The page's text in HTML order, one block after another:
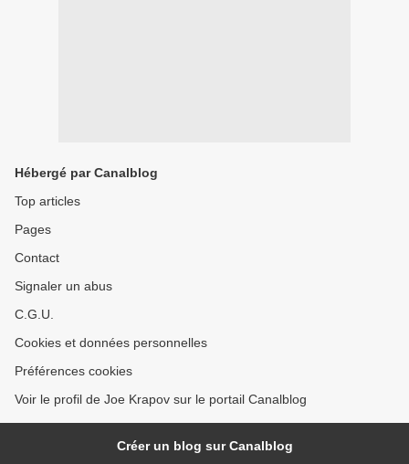
Hébergé par Canalblog
Top articles
Pages
Contact
Signaler un abus
C.G.U.
Cookies et données personnelles
Préférences cookies
Voir le profil de Joe Krapov sur le portail Canalblog
Créer un blog sur Canalblog